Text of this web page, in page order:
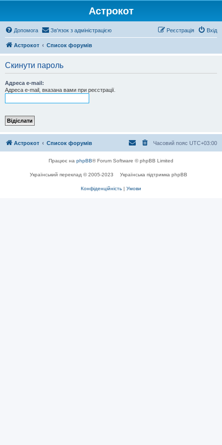
Астрокот
Допомога Зв'язок з адміністрацією Вхід
Реєстрація
Астрокот Список форумів
Скинути пароль
Адреса e-mail:
Адреса e-mail, вказана вами при реєстрації.
Астрокот Список форумів Часовий пояс UTC+03:00
Працює на phpBB® Forum Software © phpBB Limited
Український переклад © 2005-2023 Українська підтримка phpBB
Конфіденційність | Умови